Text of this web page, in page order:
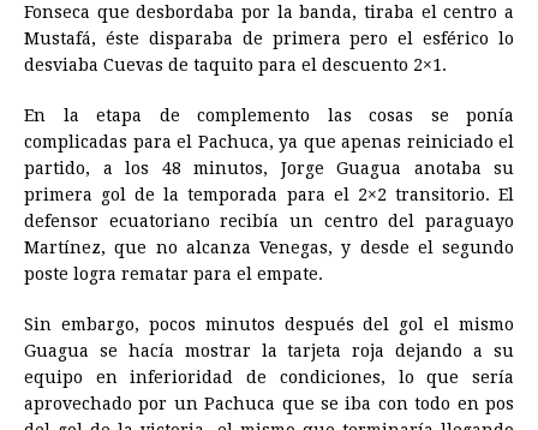
Fonseca que desbordaba por la banda, tiraba el centro a
Mustafá, éste disparaba de primera pero el esférico lo
desviaba Cuevas de taquito para el descuento 2×1.
En la etapa de complemento las cosas se ponía
complicadas para el Pachuca, ya que apenas reiniciado el
partido, a los 48 minutos, Jorge Guagua anotaba su
primera gol de la temporada para el 2×2 transitorio. El
defensor ecuatoriano recibía un centro del paraguayo
Martínez, que no alcanza Venegas, y desde el segundo
poste logra rematar para el empate.
Sin embargo, pocos minutos después del gol el mismo
Guagua se hacía mostrar la tarjeta roja dejando a su
equipo en inferioridad de condiciones, lo que sería
aprovechado por un Pachuca que se iba con todo en pos